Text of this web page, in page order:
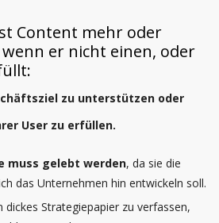
Content mehr oder
er nicht einen, oder
zu unterstützen oder
User zu erfüllen.
muss gelebt werden, da sie die
das Unternehmen hin entwickeln soll.
dickes Strategiepapier zu verfassen,